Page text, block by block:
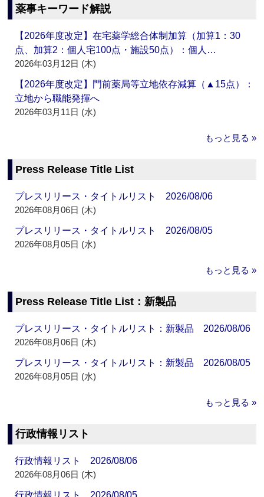
薬事キーワード解説
【2026年度改定】在宅薬学総合体制加算（加算1：30
点、加算2：個人宅100点・施設50点）：個人…
2026年03月12日 (木)
【2026年度改定】門前薬局等立地依存減算（▲15点）：
立地から職能発揮へ
2026年03月11日 (水)
もっと見る »
Press Release Title List
プレスリリース・タイトルリスト 2026/08/06
2026年08月06日 (木)
プレスリリース・タイトルリスト 2026/08/05
2026年08月05日 (水)
もっと見る »
Press Release Title List：新製品
プレスリリース・タイトルリスト：新製品 2026/08/06
2026年08月06日 (木)
プレスリリース・タイトルリスト：新製品 2026/08/05
2026年08月05日 (水)
もっと見る »
行政情報リスト
行政情報リスト 2026/08/06
2026年08月06日 (木)